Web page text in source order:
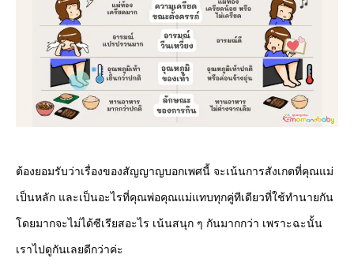
ต้องยอมรับว่าเรื่องของสัญญาญบอกเพศนี้ จะเน้นการสังเกตที่คุณแม่
เป็นหลัก และเป็นอะไรที่คุณพ่อคุณแม่แทบทุกคู่ทีเดียวที่ใช้ทำนายกัน
โดยมากจะไม่ได้ซีเรียสอะไร เน้นสนุก ๆ กันมากกว่า เพราะฉะนั้น
เราไปดูกันเลยดีกว่าค่ะ